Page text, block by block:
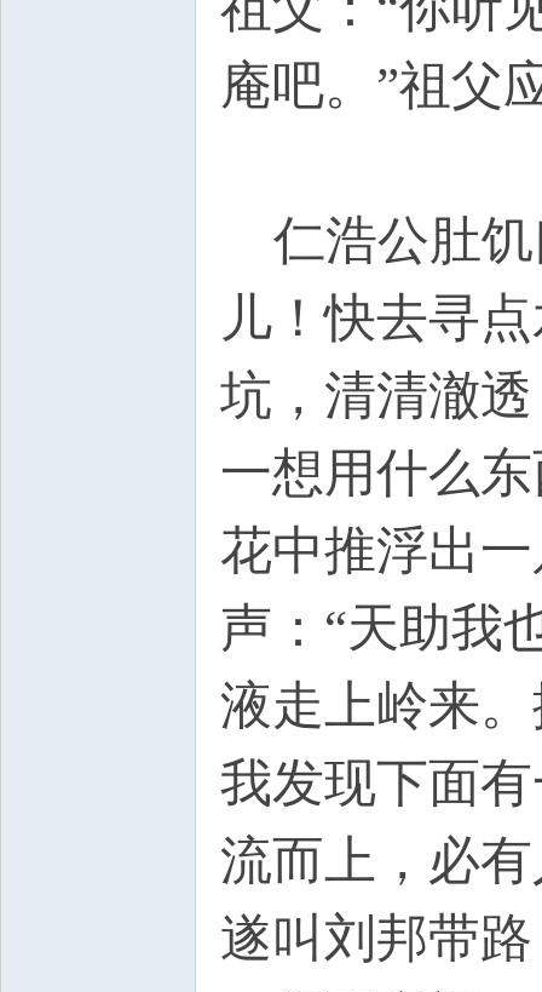
庵吧。”祖父
仁浩公肚饥
儿！快去寻
坑，清清澈
一想用什么
花中推浮出
声：“天助我
液走上岭来
我发现下面
流而上，必
遂叫刘邦带